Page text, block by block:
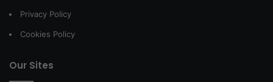
Privacy Policy
Cookies Policy
Our Sites